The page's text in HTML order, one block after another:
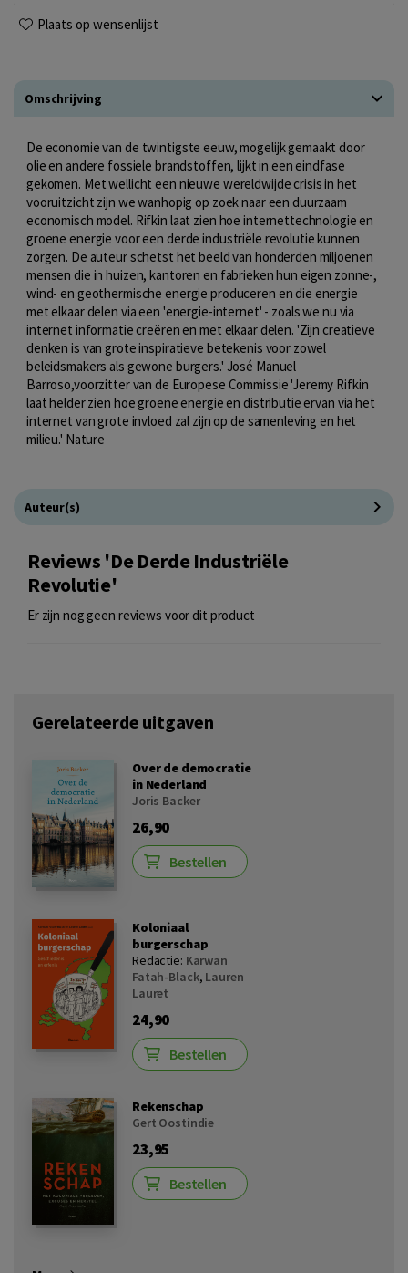
Plaats op wensenlijst
Omschrijving
De economie van de twintigste eeuw, mogelijk gemaakt door
olie en andere fossiele brandstoffen, lijkt in een eindfase
gekomen. Met wellicht een nieuwe wereldwijde crisis in het
vooruitzicht zijn we wanhopig op zoek naar een duurzaam
economisch model. Rifkin laat zien hoe internettechnologie en
groene energie voor een derde industriële revolutie kunnen
zorgen. De auteur schetst het beeld van honderden miljoenen
mensen die in huizen, kantoren en fabrieken hun eigen zonne-,
wind- en geothermische energie produceren en die energie
met elkaar delen via een 'energie-internet' - zoals we nu via
internet informatie creëren en met elkaar delen. 'Zijn creatieve
denken is van grote inspiratieve betekenis voor zowel
beleidsmakers als gewone burgers.' José Manuel
Barroso,voorzitter van de Europese Commissie 'Jeremy Rifkin
laat helder zien hoe groene energie en distributie ervan via het
internet van grote invloed zal zijn op de samenleving en het
milieu.' Nature
Auteur(s)
Reviews 'De Derde Industriële
Revolutie'
Er zijn nog geen reviews voor dit product
Gerelateerde uitgaven
Over de democratie
in Nederland
Joris Backer
26,90
Bestellen
Koloniaal
burgerschap
Redactie: Karwan
Fatah-Black, Lauren
Lauret
24,90
Bestellen
Rekenschap
Gert Oostindie
23,95
Bestellen